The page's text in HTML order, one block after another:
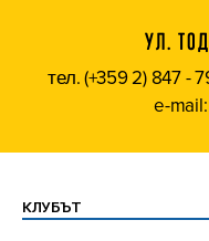
УЛ.
тел. (+359 2) 847 -
e-
КЛУБЪТ